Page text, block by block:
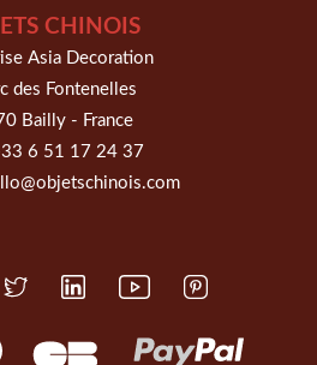
CHINOIS
Asia Decoration
des Fontenelles
Bailly - France
6 51 17 24 37